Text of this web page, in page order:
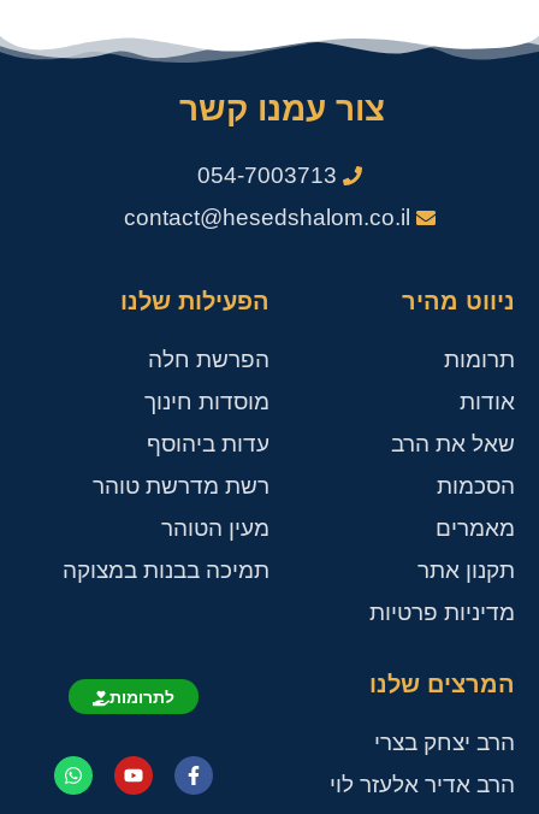
צור עמנו קשר
054-7003713
contact@hesedshalom.co.il
ניווט מהיר
תרומות
אודות
שאל את הרב
הסכמות
מאמרים
תקנון אתר
מדיניות פרטיות
הפעילות שלנו
הפרשת חלה
מוסדות חינוך
עדות ביהוסף
רשת מדרשת טוהר
מעין הטוהר
תמיכה בבנות במצוקה
המרצים שלנו
הרב יצחק בצרי
הרב אדיר אלעזר לוי
לתרומות